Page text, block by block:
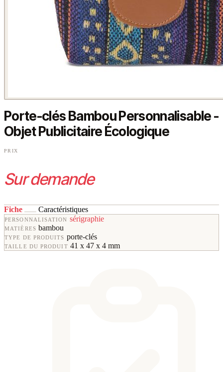
Porte-clés Bambou Personnalisable -
Objet Publicitaire Écologique
PRIX
Sur demande
Fiche Caractéristiques
PERSONNALISATION sérigraphie
MATIÈRES bambou
TYPE DE PRODUITS porte-clés
TAILLE DU PRODUIT 41 x 47 x 4 mm